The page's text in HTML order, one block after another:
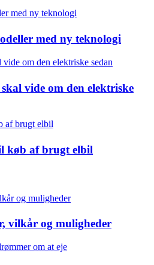
med ny teknologi
vide om den elektriske
køb af brugt elbil
vilkår og muligheder